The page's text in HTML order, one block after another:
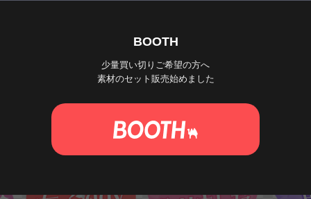
BOOTH
少量買い切りご希望の方へ
素材のセット販売始めました